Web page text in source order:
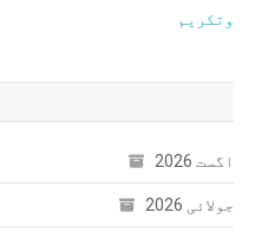
وتکریم
اگست 2026
جولائی 2026